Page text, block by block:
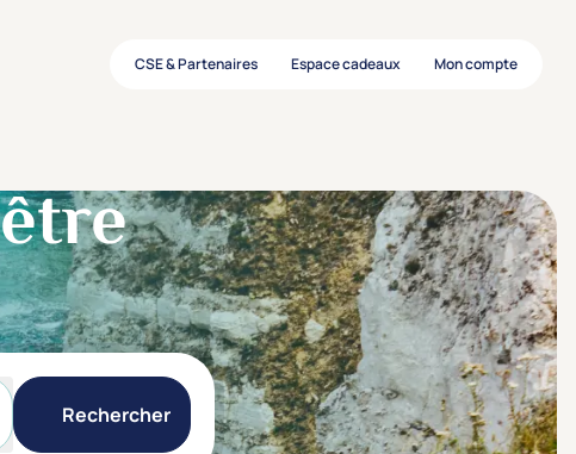
CSE & Partenaires Espace cadeaux Mon compte
Rechercher